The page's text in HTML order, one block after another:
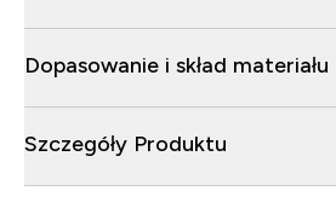
Dopasowanie i skład materiału
Szczegóły Produktu